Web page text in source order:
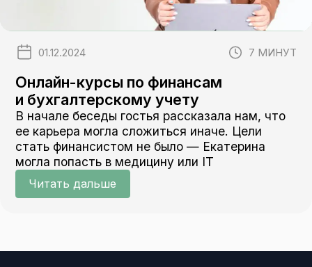
01.12.2024 7 МИНУТ
Онлайн-курсы по финансам
и бухгалтерскому учету
В начале беседы гостья рассказала нам, что
ее карьера могла сложиться иначе. Цели
стать финансистом не было — Екатерина
могла попасть в медицину или IT
Читать дальше